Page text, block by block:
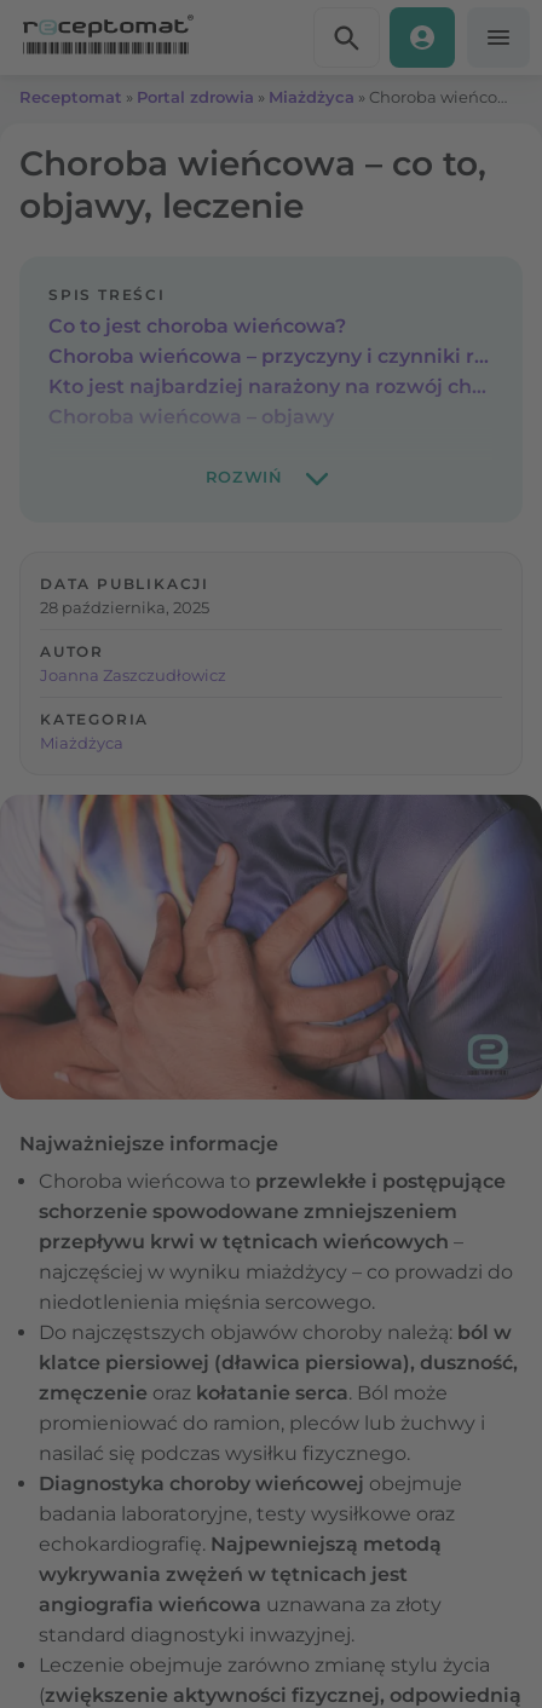
Receptomat » Portal zdrowia » Miażdżyca »
Choroba wieńcowa – co to,
objawy, leczenie
SPIS TREŚCI
Co to jest choroba wieńcowa?
Choroba wieńcowa – przyczyny i czynniki ryzyka
Kto jest najbardziej narażony na rozwój choroby wieńcowej?
Choroba wieńcowa – objawy
DATA PUBLIKACJI
28 października, 2025
AUTOR
Joanna Zaszczudłowicz
KATEGORIA
Miażdżyca
Najważniejsze informacje
Choroba wieńcowa to przewlekłe i postępujące
schorzenie spowodowane zmniejszeniem
przepływu krwi w tętnicach wieńcowych –
najczęściej w wyniku miażdżycy – co prowadzi do
niedotlenienia mięśnia sercowego.
Do najczęstszych objawów choroby należą: ból w
klatce piersiowej (dławica piersiowa), duszność,
zmęczenie oraz kołatanie serca. Ból może
promieniować do ramion, pleców lub żuchwy i
nasilać się podczas wysiłku fizycznego.
Diagnostyka choroby wieńcowej obejmuje
badania laboratoryjne, testy wysiłkowe oraz
echokardiografię. Najpewniejszą metodą
wykrywania zwężeń w tętnicach jest
angiografia wieńcowa uznawana za złoty
standard diagnostyki inwazyjnej.
Leczenie obejmuje zarówno zmianę stylu życia
(zwiększenie aktywności fizycznej, odpowiednią